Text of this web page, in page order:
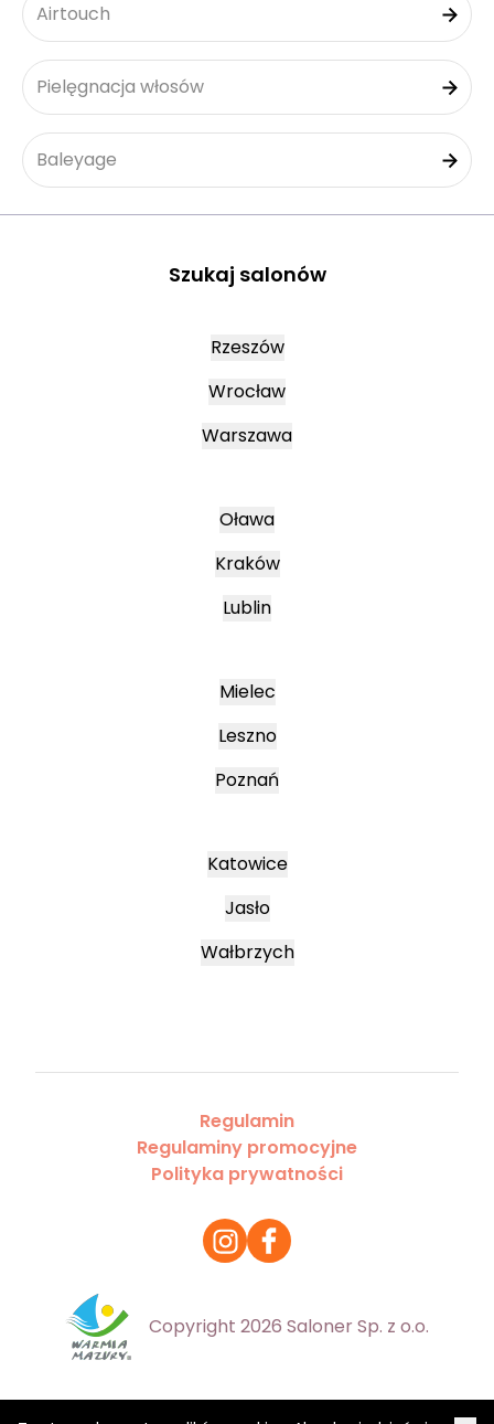
Airtouch
Pielęgnacja włosów
Baleyage
Szukaj salonów
Rzeszów
Wrocław
Warszawa
Oława
Kraków
Lublin
Mielec
Leszno
Poznań
Katowice
Jasło
Wałbrzych
Regulamin
Regulaminy promocyjne
Polityka prywatności
Copyright 2026 Saloner Sp. z o.o.